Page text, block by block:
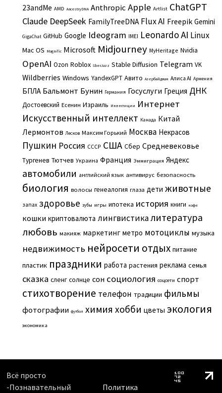
23andMe AMD AncestryDNA Anthropic Apple Artlist ChatGPT
Claude DeepSeek FamilyTreeDNA Flux AI Freepik Gemini
GigaChat GitHub Google Ideogram IMEI Leonardo AI Linux
Mac OS Magnific Microsoft Midjourney MyHeritage Nvidia
OpenAI Ozon Roblox SberJazz Stable Diffusion Telegram VK
Wildberries Windows YandexGPT Авито Азербайджан Алиса AI Армения
БПЛА Бальмонт Бунин Германия Госуслуги Греция ДНК
Достоевский Есенин Израиль Инвестиции Интернет
Искусственный интеллект Канада Китай
Лермонтов Лесков Максим Горький Москва Некрасов
Пушкин Россия СССР США Сбер Средневековье
Тургенев Тютчев Украина Франция Эммиграция Яндекс
автомобили английский язык антивирус безопасность
биология волосы генеалогия глаза дети животные
запах здоровье зубы игры ипотека история книги кофе
кошки криптовалюта лингвистикалитература
любовь макияж маркетинг метро мотоциклы музыка
недвижимость нейросети отдых питание
пластик праздники работа растения реклама семья
сказка сленг солнце сон социология соцсети спорт
стихотворение телефон традиции фильмы
фотографии футбол химия хобби цветы экология
экономика
Всё просто
-Познавательный
Политика